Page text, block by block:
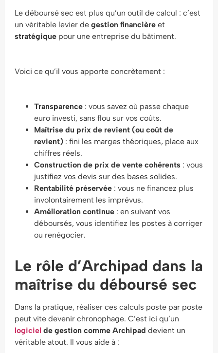
Le déboursé sec est plus qu’un outil de calcul : c’est
un véritable levier de gestion financière et
stratégique pour une entreprise du bâtiment.
Voici ce qu’il vous apporte concrètement :
Transparence : vous savez où passe chaque
euro investi, sans flou sur vos coûts.
Maîtrise du prix de revient (ou coût de
revient) : fini les marges théoriques, place aux
chiffres réels.
Construction de prix de vente cohérents : vous
justifiez vos devis sur des bases solides.
Rentabilité préservée : vous ne financez plus
involontairement les imprévus.
Amélioration continue : en suivant vos
déboursés, vous identifiez les postes à corriger
ou renégocier.
Le rôle d’Archipad dans la
maîtrise du déboursé sec
Dans la pratique, réaliser ces calculs poste par poste
peut vite devenir chronophage. C’est ici qu’un
logiciel de gestion comme Archipad devient un
véritable atout. Il vous aide à :